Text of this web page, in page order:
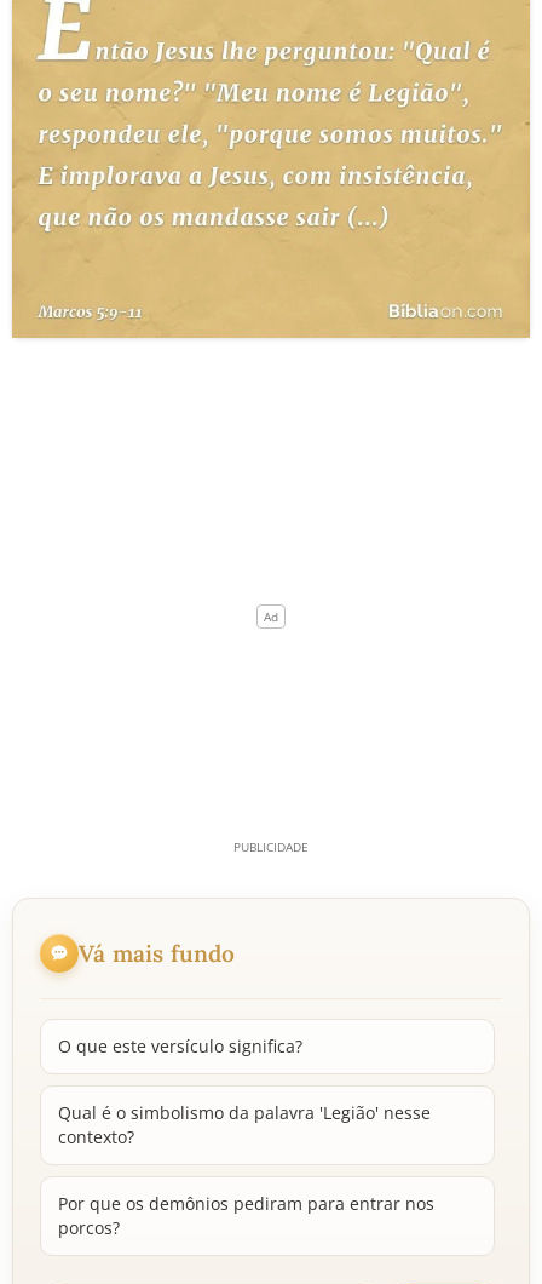
PERGUNTE À BÍBLIA
TERMO BÍBLICO JOGOS
QUEM SOMOS
LOJA BÍBLIAON
Vá mais fundo
O que este versículo significa?
Qual é o simbolismo da palavra 'Legião' nesse
contexto?
Por que os demônios pediram para entrar nos
porcos?